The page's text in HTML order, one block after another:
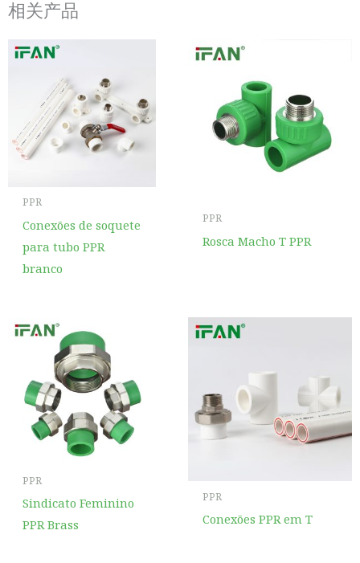
相关产品
PPR
Conexões de soquete
para tubo PPR
branco
PPR
Rosca Macho T PPR
PPR
Sindicato Feminino
PPR Brass
PPR
Conexões PPR em T